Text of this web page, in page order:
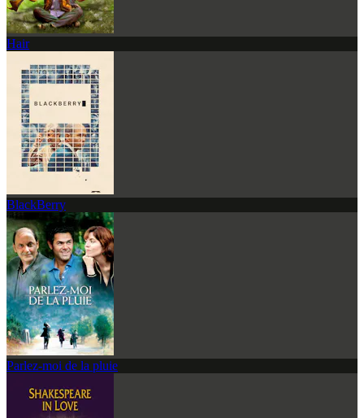
Hair
BlackBerry
Parlez-moi de la pluie